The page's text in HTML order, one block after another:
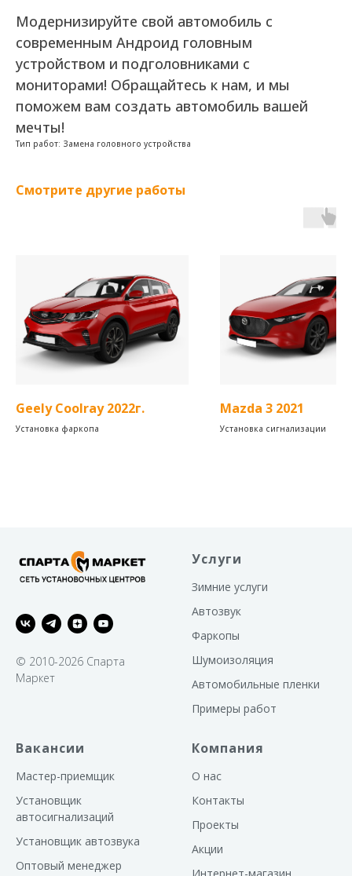
Модернизируйте свой автомобиль с
современным Андроид головным
устройством и подголовниками с
мониторами! Обращайтесь к нам, и мы
поможем вам создать автомобиль вашей
мечты!
Тип работ: Замена головного устройства
Смотрите другие работы
Geely Coolray 2022г.
Установка фаркопа
Mazda 3 2021
Установка сигнализации
© 2010-2026 Спарта
Маркет
Услуги
Зимние услуги
Автозвук
Фаркопы
Шумоизоляция
Автомобильные пленки
Примеры работ
Вакансии
Мастер-приемщик
Установщик
автосигнализаций
Установщик автозвука
Оптовый менеджер
Компания
О нас
Контакты
Проекты
Акции